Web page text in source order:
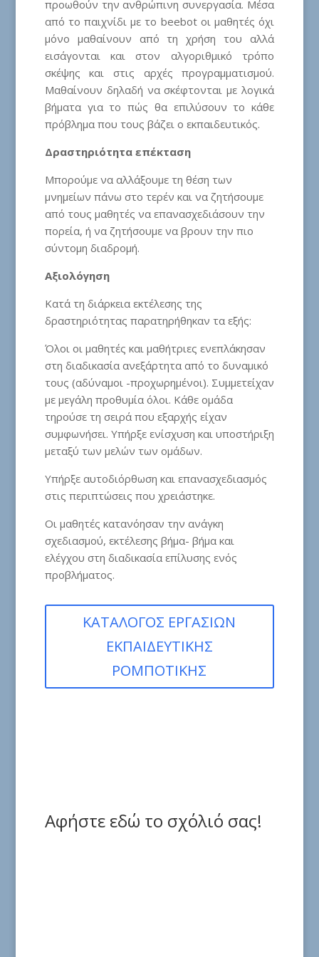
προωθούν την ανθρώπινη συνεργασία. Μέσα
από το παιχνίδι με το beebot οι μαθητές όχι
μόνο μαθαίνουν από τη χρήση του αλλά
εισάγονται και στον αλγοριθμικό τρόπο
σκέψης και στις αρχές προγραμματισμού.
Μαθαίνουν δηλαδή να σκέφτονται με λογικά
βήματα για το πώς θα επιλύσουν το κάθε
πρόβλημα που τους βάζει ο εκπαιδευτικός.
Δραστηριότητα επέκταση
Μπορούμε να αλλάξουμε τη θέση των
μνημείων πάνω στο τερέν και να ζητήσουμε
από τους μαθητές να επανασχεδιάσουν την
πορεία, ή να ζητήσουμε να βρουν την πιο
σύντομη διαδρομή.
Αξιολόγηση
Κατά τη διάρκεια εκτέλεσης της
δραστηριότητας παρατηρήθηκαν τα εξής:
Όλοι οι μαθητές και μαθήτριες ενεπλάκησαν
στη διαδικασία ανεξάρτητα από το δυναμικό
τους (αδύναμοι -προχωρημένοι). Συμμετείχαν
με μεγάλη προθυμία όλοι. Κάθε ομάδα
τηρούσε τη σειρά που εξαρχής είχαν
συμφωνήσει. Υπήρξε ενίσχυση και υποστήριξη
μεταξύ των μελών των ομάδων.
Υπήρξε αυτοδιόρθωση και επανασχεδιασμός
στις περιπτώσεις που χρειάστηκε.
Οι μαθητές κατανόησαν την ανάγκη
σχεδιασμού, εκτέλεσης βήμα- βήμα και
ελέγχου στη διαδικασία επίλυσης ενός
προβλήματος.
ΚΑΤΑΛΟΓΟΣ ΕΡΓΑΣΙΩΝ
ΕΚΠΑΙΔΕΥΤΙΚΗΣ
ΡΟΜΠΟΤΙΚΗΣ
Αφήστε εδώ το σχόλιό σας!